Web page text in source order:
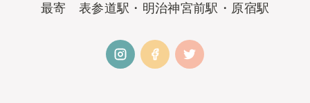
最寄 表参道駅・明治神宮前駅・原宿駅